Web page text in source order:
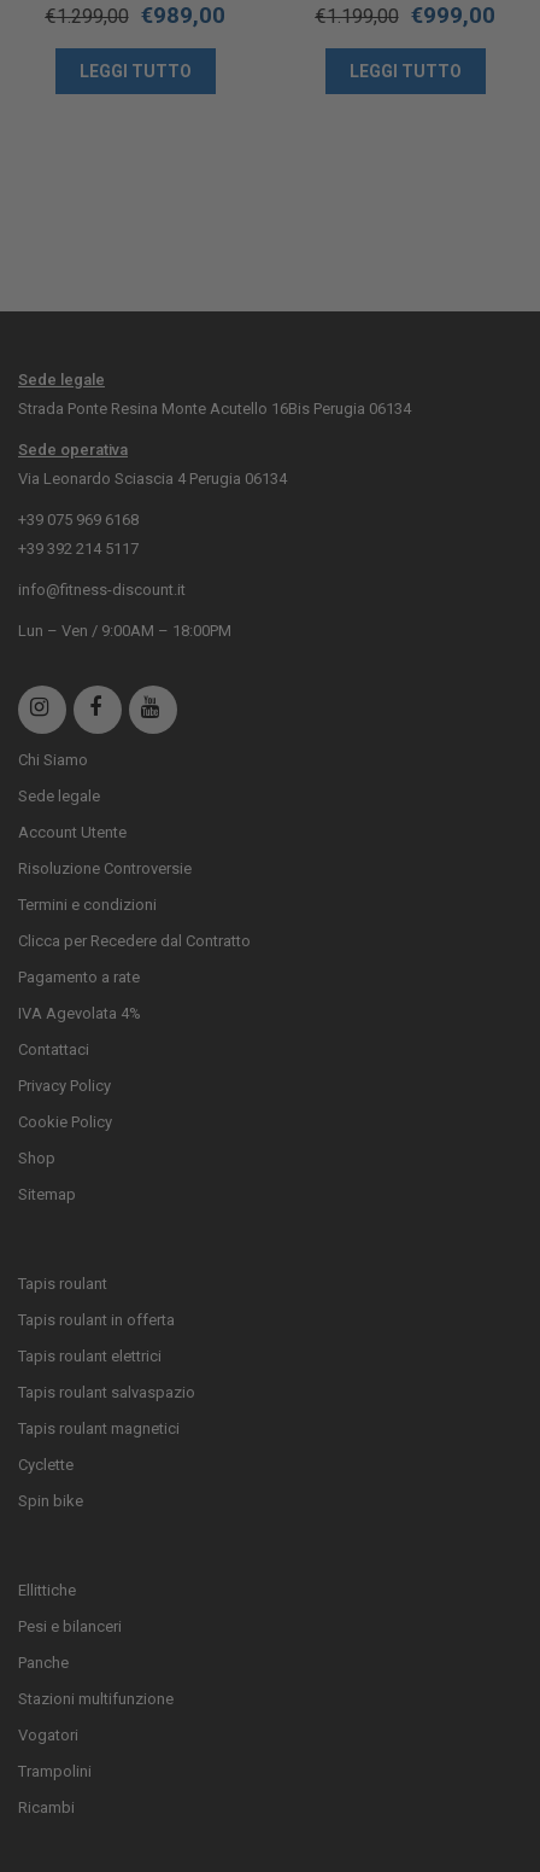
€1.299,00 €989,00
LEGGI TUTTO
€1.199,00 €999,00
LEGGI TUTTO
Sede legale
Strada Ponte Resina Monte Acutello 16Bis Perugia 06134
Sede operativa
Via Leonardo Sciascia 4 Perugia 06134
+39 075 969 6168
+39 392 214 5117
info@fitness-discount.it
Lun – Ven / 9:00AM – 18:00PM
Chi Siamo
Sede legale
Account Utente
Risoluzione Controversie
Termini e condizioni
Clicca per Recedere dal Contratto
Pagamento a rate
IVA Agevolata 4%
Contattaci
Privacy Policy
Cookie Policy
Shop
Sitemap
Tapis roulant
Tapis roulant in offerta
Tapis roulant elettrici
Tapis roulant salvaspazio
Tapis roulant magnetici
Cyclette
Spin bike
Ellittiche
Pesi e bilanceri
Panche
Stazioni multifunzione
Vogatori
Trampolini
Ricambi